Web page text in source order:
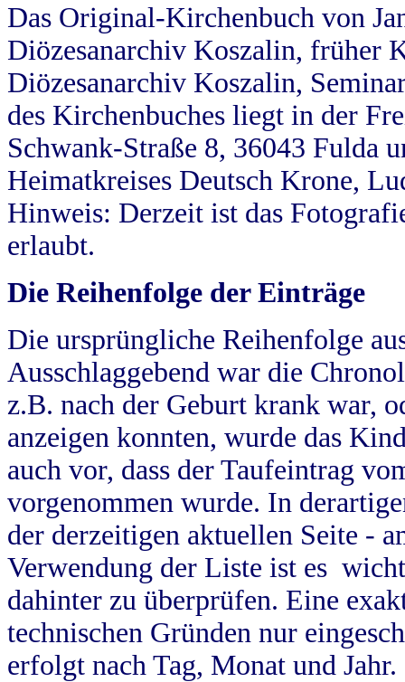
Das Original-Kirchenbuch von
Diözesanarchiv Koszalin, früher
Diözesanarchiv Koszalin,
des Kirchenbuches liegt in der
Schwank-Straße 8, 36043 Fulda
Heimatkreises Deutsch Krone,
Hinweis: Derzeit ist das
erlaubt.
Die Reihenfolge der Einträge
Die ursprüngliche Reihenfolge
Ausschlaggebend war die
z.B. nach der Geburt krank war,
anzeigen konnten, wurde das
auch vor, dass der Taufeintrag
vorgenommen wurde. In
der derzeitigen aktuellen Seite -
Verwendung der Liste ist es
dahinter zu überprüfen. Eine
technischen Gründen nur
erfolgt nach Tag, Monat und Jahr.